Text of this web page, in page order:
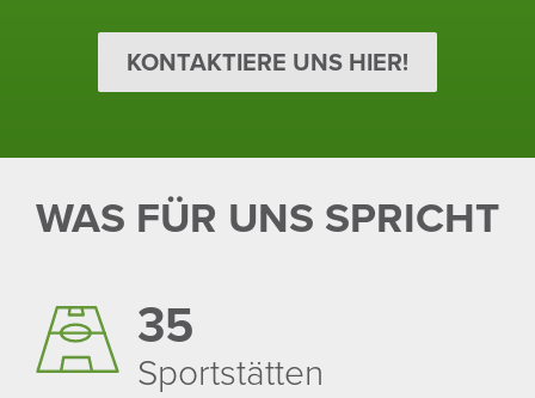
KONTAKTIERE UNS HIER!
WAS FÜR UNS SPRICHT
35
Sport­stätten